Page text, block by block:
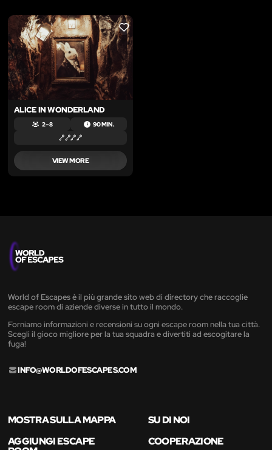
LIKE
ALICE IN WONDERLAND
2 – 8 90 MIN.
VIEW MORE
World of Escapes è il più grande sito web di directory che raccoglie
escape room di aziende diverse in tutto il mondo.
Forniamo informazioni e recensioni su ogni escape room nella tua città.
Scegli il gioco migliore per la tua squadra e divertiti ad escogitare la
fuga!
INFO@WORLDOFESCAPES.COM
MOSTRA SULLA MAPPA
SU DI NOI
AGGIUNGI ESCAPE
COOPERAZIONE